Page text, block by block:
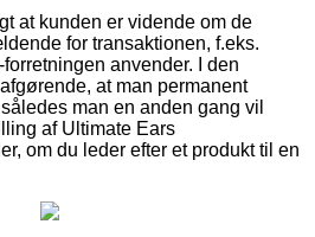
at kunden er vidende om de
for transaktionen, f.eks.
anvender. I den
at man permanent
man en anden gang vil
af Ultimate Ears
om du leder efter et produkt til en